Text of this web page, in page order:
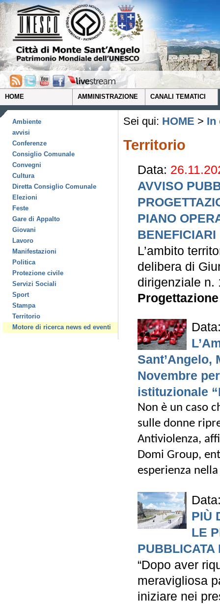
HOME AMMINISTRAZIONE CANALI TEMATICI
Ambiente
avvisi
Conferenze
Consiglio Comunale
Convegni
Cultura
Diretta Consiglio Comunale
Elezioni
Feste
Gare di Appalto
Giovani
Lavoro
Manifestazioni
Politica
Protezione civile
Servizi Sociali
Sport
Stampa
Territorio
Motore di ricerca news ed eventi
Sei qui: HOME > In
Territorio
Data:
AVVISO
PIANO
BENEFICIARI
L’ambito
delibera di
dirigenziale n.
Sant’Angelo,
Novembre
istituzionale
Non è un caso
sulle donne
Antiviolenza,
Domi Group,
esperienza
PIÙ
LE
PUBBLICATA
“Dopo aver
meravigliosa
iniziare nei